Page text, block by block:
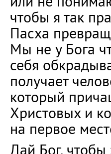
чтобы я так
Пасха
Мы не у Бога
себя
получает
который
Христовых и
на первое
Дай Бог, чтобы